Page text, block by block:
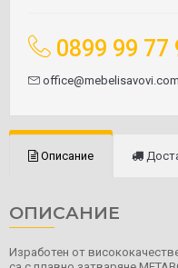
0899 99 77
office@mebelisavovi.com
Описание
ОПИСАНИЕ
Изработен от